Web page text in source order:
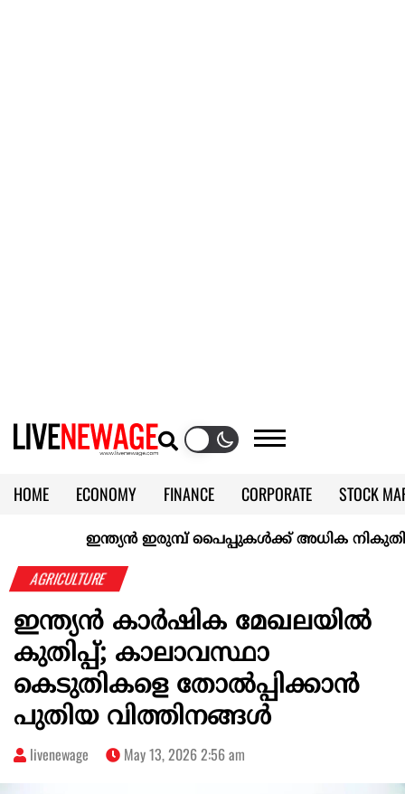
HOME ECONOMY FINANCE CORPORATE
STOCK
KERALA @70
ഇന്ത്യൻ ഇരുമ്പ് പൈപ്പുകൾക്ക് അധിക നികുതി
AGRICULTURE
ഇന്ത്യൻ കാര്‍ഷിക മേഖലയില്‍
കുതിപ്പ്; കാലാവസ്ഥാ
കെടുതികളെ തോല്‍പ്പിക്കാന്‍
പുതിയ വിത്തിനങ്ങള്‍
livenewage May 13, 2026 2:56 am